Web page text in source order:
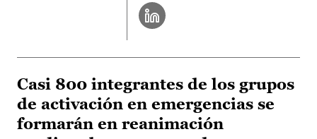
Casi 800 integrantes de los grupos
de activación en emergencias se
formarán en reanimación